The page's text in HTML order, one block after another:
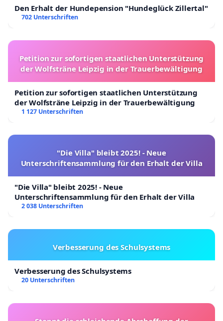
Den Erhalt der Hundepension "Hundeglück Zillertal"
702 Unterschriften
Petition zur sofortigen staatlichen Unterstützung
der Wolfsträne Leipzig in der Trauerbewältigung
Petition zur sofortigen staatlichen Unterstützung
der Wolfsträne Leipzig in der Trauerbewältigung
1 127 Unterschriften
"Die Villa" bleibt 2025! - Neue
Unterschriftensammlung für den Erhalt der Villa
"Die Villa" bleibt 2025! - Neue
Unterschriftensammlung für den Erhalt der Villa
2 038 Unterschriften
Verbesserung des Schulsystems
Verbesserung des Schulsystems
20 Unterschriften